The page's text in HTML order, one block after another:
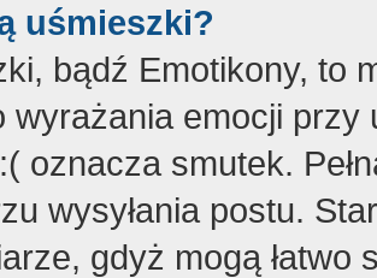
uśmieszki?
bądź Emotikony, to
wyrażania emocji
oznacza smutek.
wysyłania postu.
gdyż mogą